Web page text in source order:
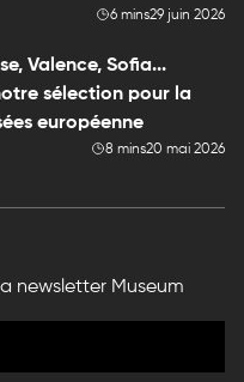
6 mins29 juin 2026
Valence, Sofia...
sélection pour la
européenne
8 mins20 mai 2026
newsletter Museum